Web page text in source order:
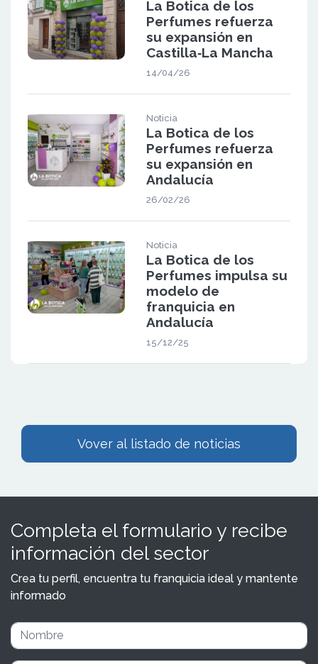
La Botica de los
Perfumes refuerza
su expansión en
Castilla‑La Mancha
14/04/26
Noticia
La Botica de los
Perfumes refuerza
su expansión en
Andalucía
26/02/26
Noticia
La Botica de los
Perfumes impulsa su
modelo de
franquicia en
Andalucía
15/12/25
Vover al listado de noticias
Completa el formulario y recibe
información del sector
Crea tu perfil, encuentra tu franquicia ideal y mantente
informado